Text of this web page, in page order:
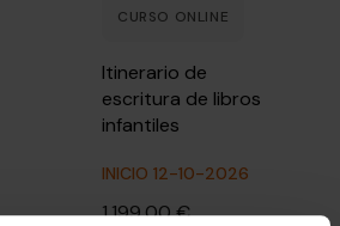
CURSO ONLINE
Itinerario de
escritura de libros
infantiles
INICIO 12-10-2026
1.199,00 €